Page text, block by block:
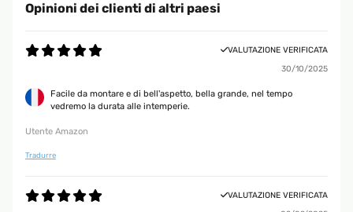
Opinioni dei clienti di altri paesi
VALUTAZIONE VERIFICATA
30/10/2025
Facile da montare e di bell'aspetto, bella grande, nel tempo
vedremo la durata alle intemperie.
Utente Amazon
Tradurre
VALUTAZIONE VERIFICATA